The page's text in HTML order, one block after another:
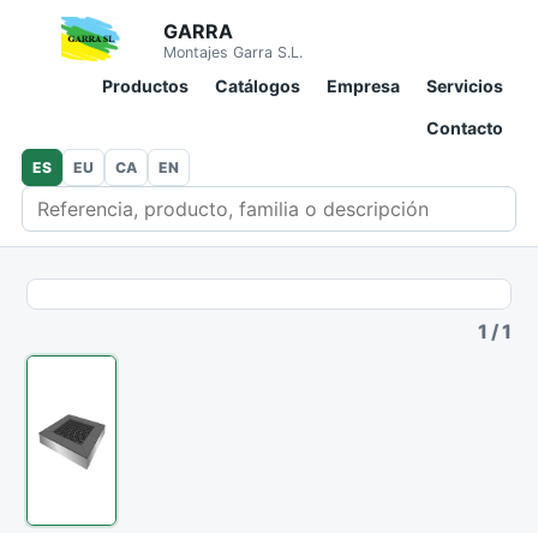
GARRA
Montajes Garra S.L.
Productos Catálogos Empresa Servicios
Contacto
Buscar en catálogo
ES EU CA EN
1 /1